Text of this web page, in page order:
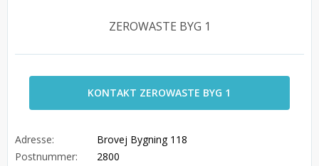
ZEROWASTE BYG 1
KONTAKT ZEROWASTE BYG 1
Adresse:
Brovej Bygning 118
Postnummer:
2800